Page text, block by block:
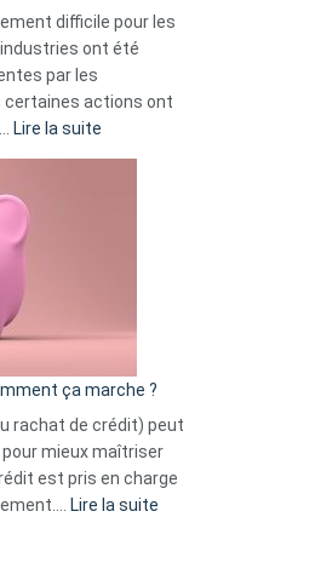
difficile pour les
ont été
par les
certaines actions ont
Lire la suite
en
pour
début
2023
ça marche ?
rachat de crédit) peut
mieux maîtriser
est pris en charge
Lire la suite